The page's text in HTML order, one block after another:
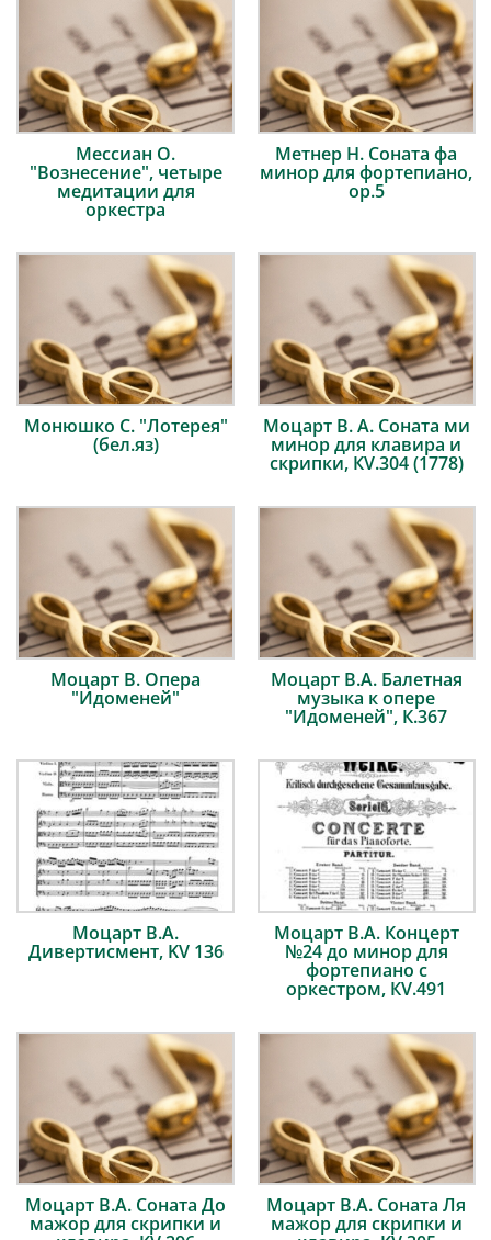
Мессиан О.
"Вознесение", четыре
медитации для
оркестра
Метнер Н. Соната фа
минор для фортепиано,
op.5
Монюшко С. "Лотерея"
(бел.яз)
Моцарт В. А. Соната ми
минор для клавира и
скрипки, КV.304 (1778)
Моцарт В. Опера
"Идоменей"
Моцарт В.А. Балетная
музыка к опере
"Идоменей", К.367
Моцарт В.А.
Дивертисмент, KV 136
Моцарт В.А. Концерт
№24 до минор для
фортепиано с
оркестром, КV.491
Моцарт В.А. Соната До
мажор для скрипки и
Моцарт В.А. Соната Ля
мажор для скрипки и